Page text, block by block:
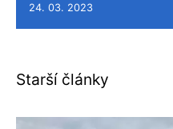
24. 03. 2023
Starší články